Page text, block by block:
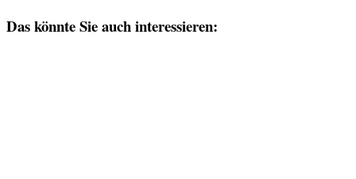
Das könnte Sie auch interessieren: